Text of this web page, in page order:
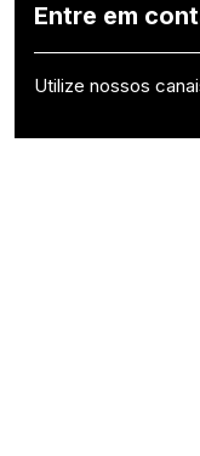
Entre em
Utilize nossos